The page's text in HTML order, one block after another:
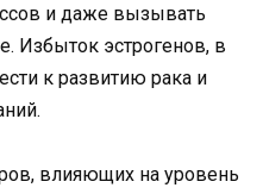
и даже вызывать
Избыток эстрогенов, в
к развитию рака и
влияющих на уровень